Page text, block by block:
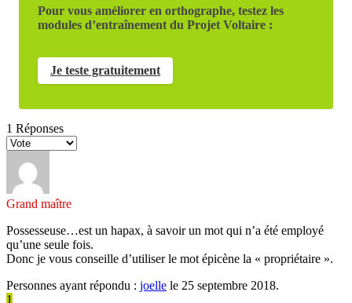
Pour vous améliorer en orthographe, testez les
modules d’entraînement du Projet Voltaire :
Je teste gratuitement
1 Réponses
Grand maître
Possesseuse…est un hapax, à savoir un mot qui n’a été employé
qu’une seule fois.
Donc je vous conseille d’utiliser le mot épicène la « propriétaire ».
Personnes ayant répondu : joelle le 25 septembre 2018.
1